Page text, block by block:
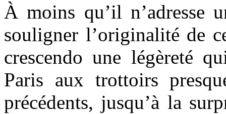
À moins qu’il n’adresse
souligner l’originalité de
crescendo une légèreté
Paris aux trottoirs
précédents, jusqu’à la